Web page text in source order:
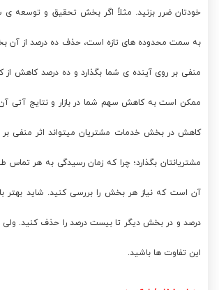
خودتان ضرر بزنید. مثلاً اگر بخش تحقیق و توسعه
به سمت محدوده های تازه است، حذف ده درصد از آن
منفی بر روی آینده ی شما بگذارد و ده درصد کاهش
ممکن است به کاهش سهم شما در بازار و نتایج آتی
کاهش در بخش خدمات مشتریان میتواند اثر منفی بر
مشتریانتان بگذارد؛ چرا که زمان رسیدگی به هر تماس
آن است که نیاز هر بخش را بررسی کنید. شاید
درصد و در بخش دیگر تا بیست درصد را حذف کنید. ولی
این تفاوت ها باشید.